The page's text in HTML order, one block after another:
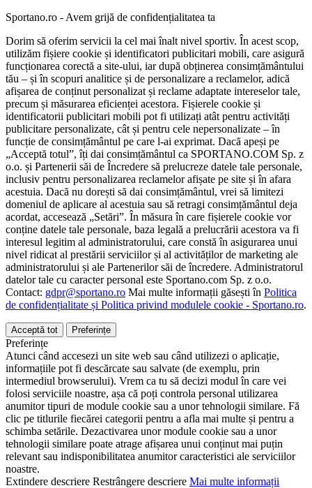
Sportano.ro - Avem grijă de confidențialitatea ta
Dorim să oferim servicii la cel mai înalt nivel sportiv. În acest scop,
utilizăm fișiere cookie și identificatori publicitari mobili, care asigură
funcționarea corectă a site-ului, iar după obținerea consimțământului
tău – și în scopuri analitice și de personalizare a reclamelor, adică
afișarea de conținut personalizat și reclame adaptate intereselor tale,
precum și măsurarea eficienței acestora. Fișierele cookie și
identificatorii publicitari mobili pot fi utilizați atât pentru activități
publicitare personalizate, cât și pentru cele nepersonalizate – în
funcție de consimțământul pe care l-ai exprimat. Dacă apeși pe
„Acceptă totul”, îți dai consimțământul ca SPORTANO.COM Sp. z
o.o. și Partenerii săi de Încredere să prelucreze datele tale personale,
inclusiv pentru personalizarea reclamelor afișate pe site și în afara
acestuia. Dacă nu dorești să dai consimțământul, vrei să limitezi
domeniul de aplicare al acestuia sau să retragi consimțământul deja
acordat, accesează „Setări”. În măsura în care fișierele cookie vor
conține datele tale personale, baza legală a prelucrării acestora va fi
interesul legitim al administratorului, care constă în asigurarea unui
nivel ridicat al prestării serviciilor și al activităților de marketing ale
administratorului și ale Partenerilor săi de încredere. Administratorul
datelor tale cu caracter personal este Sportano.com Sp. z o.o.
Contact: gdpr@sportano.ro Mai multe informații găsești în Politica
de confidențialitate și Politica privind modulele cookie - Sportano.ro.
Acceptă tot Preferințe
Preferințe
Atunci când accesezi un site web sau când utilizezi o aplicație,
informațiile pot fi descărcate sau salvate (de exemplu, prin
intermediul browserului). Vrem ca tu să decizi modul în care vei
folosi serviciile noastre, așa că poți controla personal utilizarea
anumitor tipuri de module cookie sau a unor tehnologii similare. Fă
clic pe titlurile fiecărei categorii pentru a afla mai multe și pentru a
schimba setările. Dezactivarea unor module cookie sau a unor
tehnologii similare poate atrage afișarea unui conținut mai puțin
relevant sau indisponibilitatea anumitor caracteristici ale serviciilor
noastre.
Extindere descriere Restrângere descriere Mai multe informații